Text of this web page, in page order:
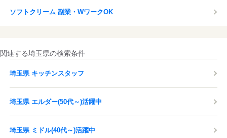
ソフトクリーム 副業・WワークOK
関連する埼玉県の検索条件
埼玉県 キッチンスタッフ
埼玉県 エルダー(50代～)活躍中
埼玉県 ミドル(40代～)活躍中